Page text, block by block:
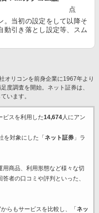
点
。当初の設定をして以降そ
動引き落とし設定等、スム
オリコンを前身企業に1967年より
度調査を開始。ネット証券は、
います。
ビスを利用した14,674人にアン
を対象にした「 ネット証券」ラ
商品、利用形態など様々な切
者の口コミや評判といった、
らもサービスを比較し、「 ネッ